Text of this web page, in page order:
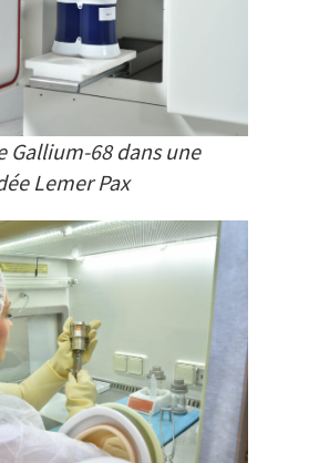
Gallium-68 dans une
Lemer Pax